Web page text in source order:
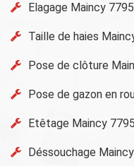
Elagage Maincy
Taille de haies
Pose de clôture
Pose de gazon en
Etêtage Maincy
Déssouchage